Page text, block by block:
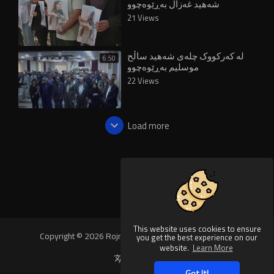
This website uses cookies to ensure
you get the best experience on our
website. Learn More
شەهید غەزال بەڕێوەچوو
21 Views
6:50 لە کەرکووک چلەی شەهید ساڵح
موسلیم بەڕێوەچوو
22 Views
Load more
Copyright © 2026 Rojnews Video. All rights reserved.
Language